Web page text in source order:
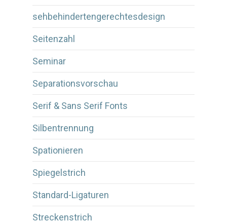
sehbehindertengerechtesdesign
Seitenzahl
Seminar
Separationsvorschau
Serif & Sans Serif Fonts
Silbentrennung
Spationieren
Spiegelstrich
Standard-Ligaturen
Streckenstrich